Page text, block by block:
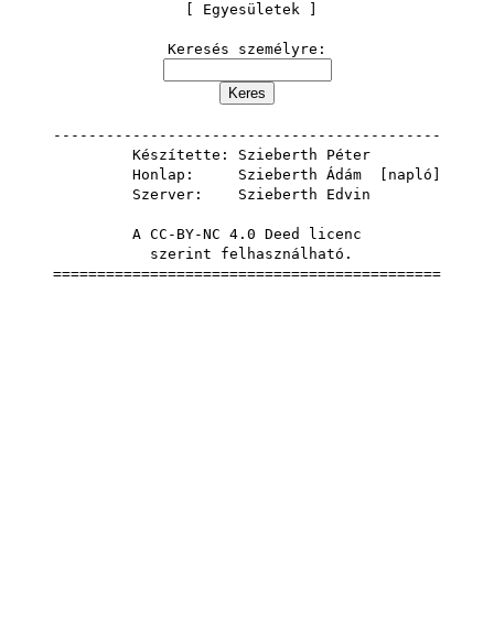
Egyesületek
Keresés személyre:
--------------------------------------------
Készítette: Szieberth Péter
Honlap: Szieberth Ádám [ napló
Szerver: Szieberth Edvin
A CC-BY-NC 4.0 Deed licenc
szerint felhasználható.
============================================